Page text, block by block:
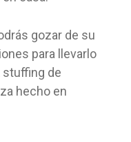
gozar de su
para llevarlo
stuffing de
hecho en